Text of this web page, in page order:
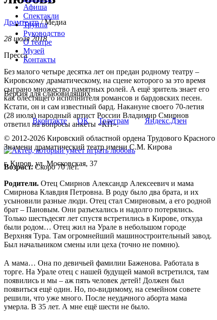
Афиша
Спектакли
Труппа
Руководство
О театре
Музей
Контакты
Версия для слабовидящих
Вконтакте ОК Телеграм Яндекс.Дзен
© 2012-2026 Кировский областной ордена Трудового Красного
Знамени драматический театр имени С.М. Кирова
г. Киров, ул. Московская, 37
Драмтеатр /Медиа
28 июля 2018
Пресса
Без малого четыре десятка лет он предан родному театру –
Кировскому драматическому, на сцене которого за это время
сыграно множество памятных ролей. А ещё зритель знает его
как блестящего исполнителя романсов и бардовских песен.
Кстати, он и сам известный бард. Накануне своего 70-летия
(28 июля) народный артист России Владимир Смирнов
ответил на вопросы анкеты «КП».
Возраст. Скоро 70 лет.
Родители. Отец Смирнов Александр Алексеевич и мама
Смирнова Клавдия Петровна. В роду было два брата, и их
усыновили разные люди. Отец стал Смирновым, а его родной
брат – Пановым. Они разъехались и надолго потерялись.
Только шестьдесят лет спустя встретились в Кирове, откуда
были родом… Отец жил на Урале в небольшом городе
Верхняя Тура. Там огромнейший машиностроительный завод.
Был начальником смены или цеха (точно не помню).
А мама… Она по девичьей фамилии Баженова. Работала в
торге. На Урале отец с нашей будущей мамой встретился, там
появились и мы – аж пять человек детей! Должен был
появиться ещё один. Но, по-видимому, на семейном совете
решили, что уже много. После неудачного аборта мама
умерла. В 35 лет. А мне ещё шести не было.